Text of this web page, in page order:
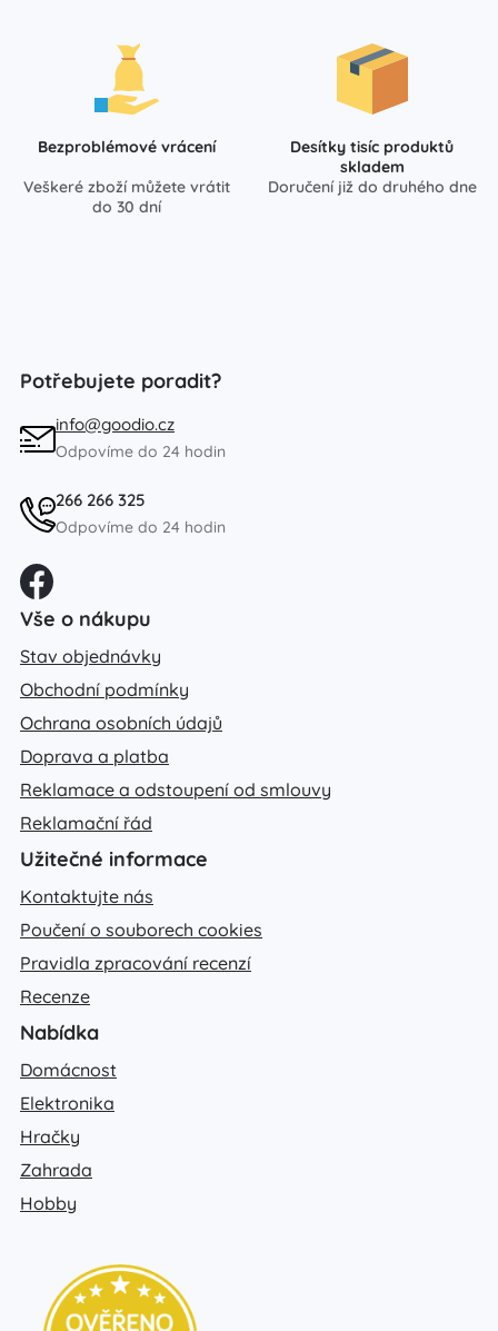
Bezproblémové vrácení
Veškeré zboží můžete vrátit
do 30 dní
Desítky tisíc produktů
skladem
Doručení již do druhého dne
Potřebujete poradit?
info@goodio.cz
Odpovíme do 24 hodin
266 266 325
Odpovíme do 24 hodin
Vše o nákupu
Stav objednávky
Obchodní podmínky
Ochrana osobních údajů
Doprava a platba
Reklamace a odstoupení od smlouvy
Reklamační řád
Užitečné informace
Kontaktujte nás
Poučení o souborech cookies
Pravidla zpracování recenzí
Recenze
Nabídka
Domácnost
Elektronika
Hračky
Zahrada
Hobby